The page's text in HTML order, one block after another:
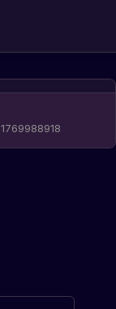
1769988918